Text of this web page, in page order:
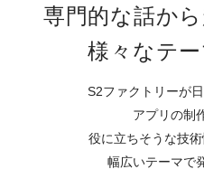
専門的な話から
様々なテ
S2ファクトリーが
アプリの制
役に立ちそうな技
幅広いテーマで